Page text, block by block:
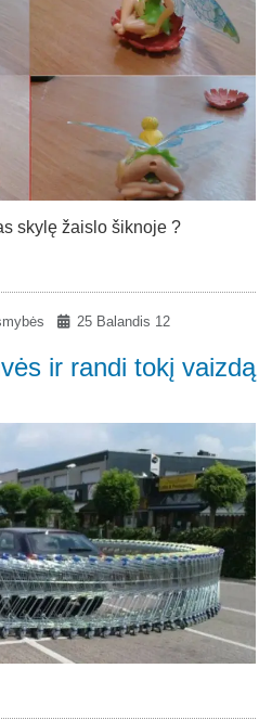
skylę žaislo šiknoje ?
25 Balandis 12
ir randi tokį vaizdą